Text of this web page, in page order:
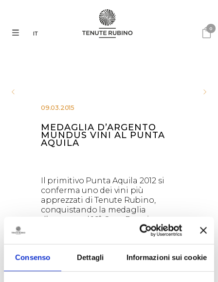
Consenso Dettagli Informazioni sui cookie
0
IT
09.03.2015
MEDAGLIA D’ARGENTO
MUNDUS VINI AL PUNTA
AQUILA
Il primitivo Punta Aquila 2012 si
conferma uno dei vini più
apprezzati di Tenute Rubino,
conquistando la medaglia
d’argento al 16° Gran Premio
Internazionale del Vino MUNDUS
VINI 2015. Sono stati 145 i giurati
alla fine di febbraio a Neustadt, in